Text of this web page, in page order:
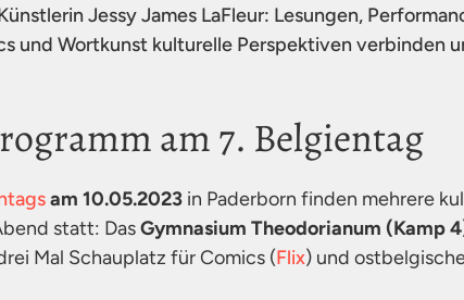
Jessy James LaFleur: Lesungen,
und Wortkunst kulturelle Perspektiven verbinden
am 7. Belgientag
am 10.05.2023in Paderborn finden mehrere
statt: DasGymnasium Theodorianum (Kamp
Mal Schauplatz für Comics (Flix) und